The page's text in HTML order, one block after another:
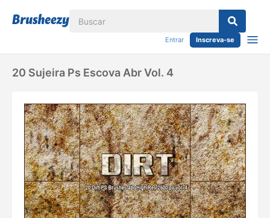
Entrar Inscreva-se
20 Sujeira Ps Escova Abr Vol. 4